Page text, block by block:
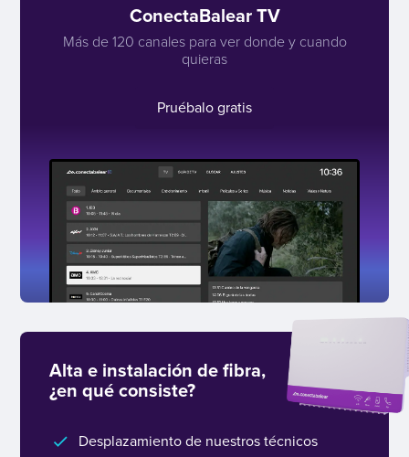
ConectaBalear TV
Más de 120 canales para ver donde y cuando
quieras
Pruébalo gratis
Alta e instalación de fibra,
¿en qué consiste?
Desplazamiento de nuestros técnicos